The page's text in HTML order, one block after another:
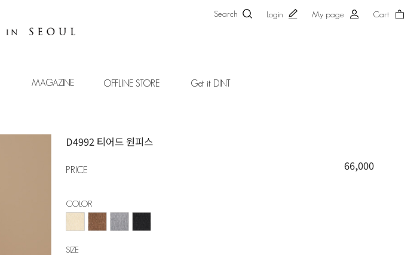
Search Login My page Cart
MAGAZINE OFFLINE STORE Get it DINT
D4992 티어드 원피스
PRICE 66,000
COLOR
SIZE